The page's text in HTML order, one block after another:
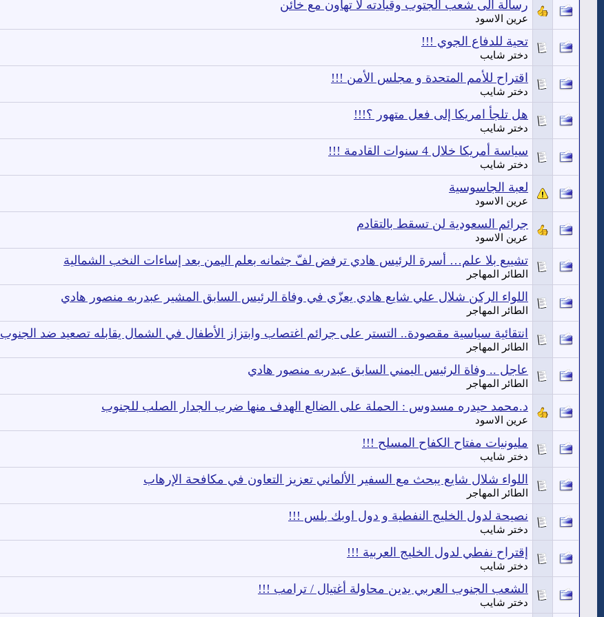
رسالة الى شعب الجتوب وقيادته لا تهاون مع خائن
عرين الاسود
تحية للدفاع الجوي !!!
دختر شايب
اقتراح للأمم المتحدة و مجلس الأمن !!!
دختر شايب
هل تلجأ امريكا إلى فعل متهور ؟!!!
دختر شايب
سياسة أمريكا خلال 4 سنوات القادمة !!!
دختر شايب
لعبة الجاسوسية
عرين الاسود
جرائم السعودية لن تسقط بالتقادم
عرين الاسود
تشييع بلا علم… أسرة الرئيس هادي ترفض لفّ جثمانه بعلم اليمن بعد إساءات النخب الشمالية
الطائر المهاجر
اللواء الركن شلال علي شايع هادي يعزّي في وفاة الرئيس السابق المشير عبدربه منصور هادي
الطائر المهاجر
انتقائية سياسية مقصودة.. التستر على جرائم اغتصاب وابتزاز الأطفال في الشمال يقابله تصعيد ضد الجنوب
الطائر المهاجر
عاجل .. وفاة الرئيس اليمني السابق عبدربه منصور هادي
الطائر المهاجر
د.محمد حيدره مسدوس : الحملة على الضالع الهدف منها ضرب الجدار الصلب للجنوب
عرين الاسود
مليونيات مفتاح الكفاح المسلح !!!
دختر شايب
اللواء شلال شايع يبحث مع السفير الألماني تعزيز التعاون في مكافحة الإرهاب
الطائر المهاجر
نصيحة لدول الخليج النفطية و دول اوبك بلس !!!
دختر شايب
إقتراح نفطي لدول الخليج العربية !!!
دختر شايب
الشعب الجنوب العربي يدين محاولة أغتيال / ترامب !!!
دختر شايب